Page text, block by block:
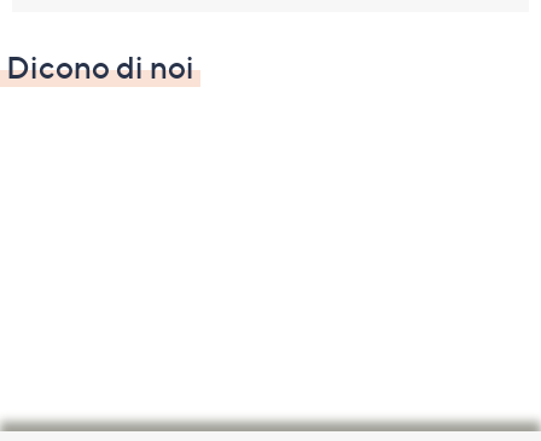
Dicono di noi